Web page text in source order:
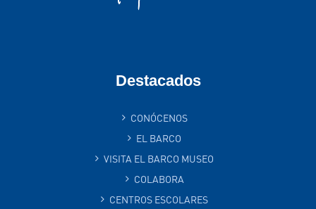
Destacados
CONÓCENOS
EL BARCO
VISITA EL BARCO MUSEO
COLABORA
CENTROS ESCOLARES